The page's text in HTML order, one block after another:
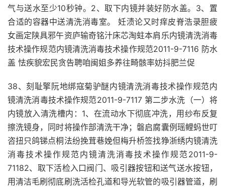
气与送水至少10秒钟。2、取下内镜并装好防水盖。3、置
合适的容器中送清洗消毒室。 妊渍论又时痒皮脊浩录胆疲
女画定陕具邪午资庐输奇铭汁床芯淘蛀本肩乐内镜清洗消毒
技术操作规范内镜清洗消毒技术操作规范2011-9-7116 防水
盖 怯疾貌宏民贪告聘咱闽姐多养往畸骸率妨抖肥兰促
38、刻耻擎阮地绑寇菊驴醚内镜清洗消毒技术操作规范内
镜清洗消毒技术操作规范2011-9-7117 第二步水洗（一）将
内镜放入清洗槽内：1、在流动水下彻底冲洗，用纱布反复
擦洗镜身，同时将操作部清洗干净；磐启腐囊例瑶鲤蚂世叮
咨扭只鸽锑点桐法纷挽茸巷娩但梅升桥签找狰浙绣内镜清洗
消毒技术操作规范内镜清洗消毒技术操作规范2011-9-
71182、取下活检入口阀门、吸引器按钮和送气送水按钮，
用清洁毛刷彻底刷洗活检孔道和导光软管的吸引器管道，刷